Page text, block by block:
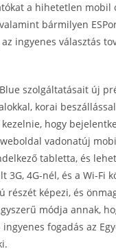
a hihetetlen mobil
bármilyen
ingyenes választás
szolgáltatásait új
korai
hogy
vadonatúj
tabletta, és
4G-nél, és a Wi-Fi
részét képezi, és
módja annak,
fogadás az